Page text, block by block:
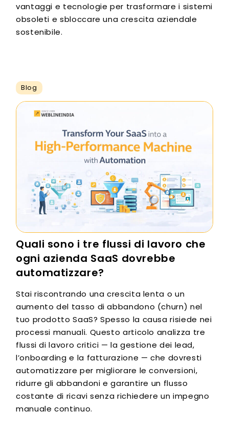
vantaggi e tecnologie per trasformare i sistemi
obsoleti e sbloccare una crescita aziendale
sostenibile.
Blog
Quali sono i tre flussi di lavoro che
ogni azienda SaaS dovrebbe
automatizzare?
Stai riscontrando una crescita lenta o un
aumento del tasso di abbandono (churn) nel
tuo prodotto SaaS? Spesso la causa risiede nei
processi manuali. Questo articolo analizza tre
flussi di lavoro critici — la gestione dei lead,
l’onboarding e la fatturazione — che dovresti
automatizzare per migliorare le conversioni,
ridurre gli abbandoni e garantire un flusso
costante di ricavi senza richiedere un impegno
manuale continuo.